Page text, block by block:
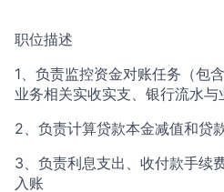
职位描述
1、负责监控资金对账任务（包
业务相关实收实支、银行流水与
2、负责计算贷款本金减值和贷
3、负责利息支出、收付款手续
入账